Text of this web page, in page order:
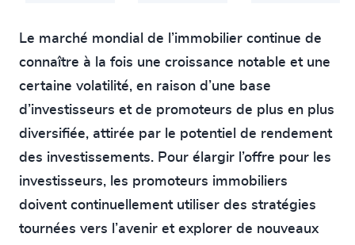
Le marché mondial de l’immobilier continue de
connaître à la fois une croissance notable et une
certaine volatilité, en raison d’une base
d’investisseurs et de promoteurs de plus en plus
diversifiée, attirée par le potentiel de rendement
des investissements. Pour élargir l’offre pour les
investisseurs, les promoteurs immobiliers
doivent continuellement utiliser des stratégies
tournées vers l’avenir et explorer de nouveaux